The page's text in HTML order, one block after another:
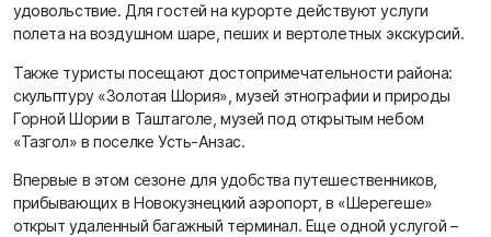
удовольствие. Для гостей на курорте действуют услуги
полета на воздушном шаре, пеших и вертолетных экскурсий.
Также туристы посещают достопримечательности района:
скульптуру «Золотая Шория», музей этнографии и природы
Горной Шории в Таштаголе, музей под открытым небом
«Тазгол» в поселке Усть-Анзас.
Впервые в этом сезоне для удобства путешественников,
прибывающих в Новокузнецкий аэропорт, в «Шерегеше»
открыт удаленный багажный терминал. Еще одной услугой –